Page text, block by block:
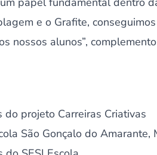
e o Grafite,
nossos alunos”,
do projeto Carreiras Criativas
São Gonçalo do Amarante,